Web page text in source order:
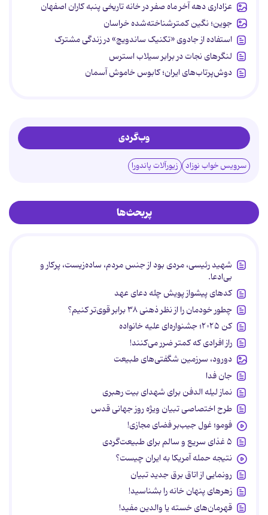
عزاداری دهه آخر ماه صفر در خانه تاریخی پنبه کاران اصفهان
جوین؛ نگین کمترشناخته‌شده خراسان
استفاده از جادوی «تکنیک ساندویچ» در زندگی مشترک
لنگرهای نجات در برابر سیلاب استرس
دوش‌پرتاب‌های ایران؛ کابوس خاموش آسمان
وب‌گردی
سرویس خواب نوزاد زیورآلات پاندورا
پربحث‌ها
شهید رئیسی، مردی بود از جنس مردم، ساده‌زیست، پرکار و
بی‌ادعا.
کدهای پیشواز پویش چله دعای عهد
چطور خودمان را از نظر ذهنی ۳۸ برابر قوی‌تر کنیم؟
کن ۲۰۲۵؛ جشنواره‌ای علیه خانواده
راز افرادی که کمتر ضرر می‌کنند!
دورود، سرزمین شگفتی‌های طبیعت
جان فدا
نماز لیله الدفن برای شهدای بیت رهبری
طرح اختصاصی تبیان ویژه روز جهانی قدس
فومو؛ غول جیب‌بر فضای مجازی!
۵ غذای سریع و سالم برای طبیعت‌گردی
نتیجه حمله آمریکا به ایران چیست؟
رونمایی از اتاق برق جدید تبیان
زهرهای پنهان خانه را بشناسید!
قهرمان‌های خسته یا والدین مفید!